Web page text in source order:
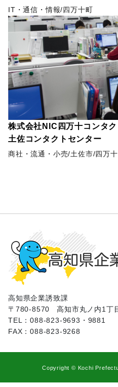
IT・通信・情報 四万十町
株式会社NIC四万十コンタ
土佐コンタクトセンター
商社・流通・小売 土佐市 四万
高知県企業誘致課
〒780-8570
高知市丸ノ内1丁
TEL：088-823-9693・9881
FAX：088-823-9268
Copyright © Kochi